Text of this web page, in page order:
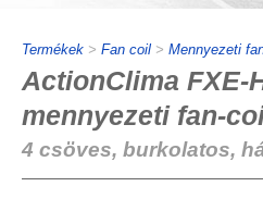
Termékek > Fan coil > Mennyezeti
ActionClima FXE-
mennyezeti fan-
4 csöves, burkolatos,